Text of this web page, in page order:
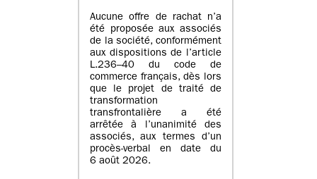
Aucune offre de rachat n’a
été proposée aux associés
de la société, conformément
aux dispositions de l’article
L.236–40 du code de
commerce français, dès lors
que le projet de traité de
transformation
transfrontalière a été
arrêtée à l’unanimité des
associés, aux termes d’un
procès-verbal en date du
6 août 2026.